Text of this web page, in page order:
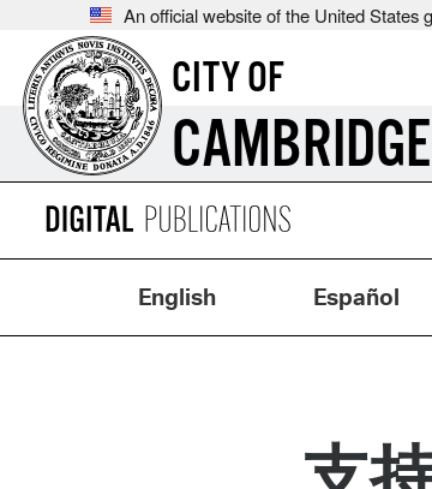
An official website of the United States
CITY OF
CAMBRIDGE
English Español